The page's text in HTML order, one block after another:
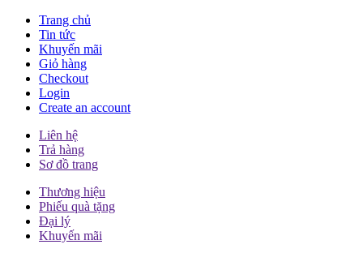
Trang chủ
Tin tức
Khuyến mãi
Giỏ hàng
Checkout
Login
Create an account
Liên hệ
Trả hàng
Sơ đồ trang
Thương hiệu
Phiếu quà tặng
Đại lý
Khuyến mãi